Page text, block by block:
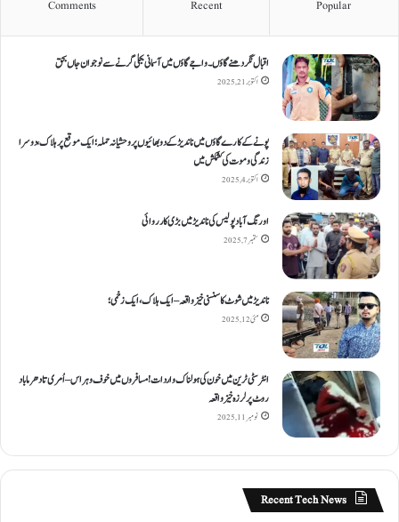
Popular
Recent
Comments
اقبال نگر دھنےگاؤں۔ واجےگاؤں میں آسمانی بجلی گرنے سے نوجوان جاں بحق
اکتوبر 21, 2025
پونے کے کارےگاؤں میں ناندیڑ کے دو بھائیوں پر وحشیانہ حملہ؛ ایک موقع پر ہلاک، دوسرا
زندگی و موت کی کشمکش میں
اکتوبر 4, 2025
اورنگ آباد پولیس کی ناندیڑ میں بڑی کارروائی
ستمبر 7, 2025
ناندیڑ میں شوٹ کا سنسنی خیز واقعہ – ایک ہلاک، ایک زخمی؛
مئی 12, 2025
انٹر سٹی ٹرین میں خون کی ہولناک واردات! مسافروں میں خوف و ہراس – اُمری تا دھرما باد
روٹ پر لرزہ خیز واقعہ
نومبر 11, 2025
Recent Tech News